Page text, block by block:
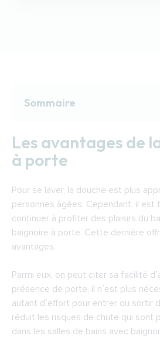
Sommaire
Comment choisir une
Les aides pour financer
Trouver un professionnel
baignoire à porte à Strasbourg
Les avantages de
à porte
Pour se laver, la douche est plus
personnes âgées. Cependant, il
continuer à profiter des plaisirs du
baignoire à porte. Cette dernière
avantages.
Parmi eux, on peut citer sa facilité
présence de porte, il n’est plus
autant d’effort pour entrer ou sortir
réduit les risques de chute qui sont
dans les salles de bains avec